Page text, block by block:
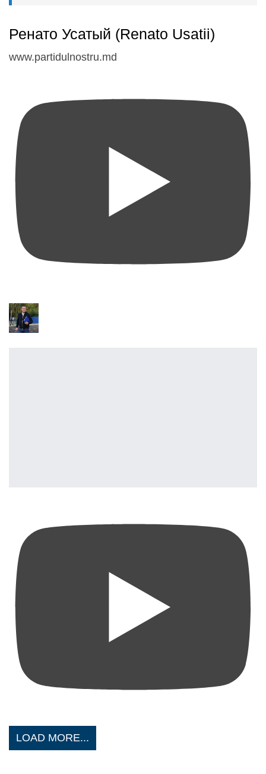
Ренато Усатый (Renato Usatii)
www.partidulnostru.md
LOAD MORE...